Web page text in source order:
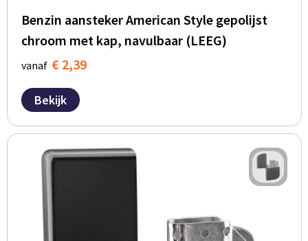
Benzin aansteker American Style gepolijst
chroom met kap, navulbaar (LEEG)
vanaf € 2,39
Bekijk